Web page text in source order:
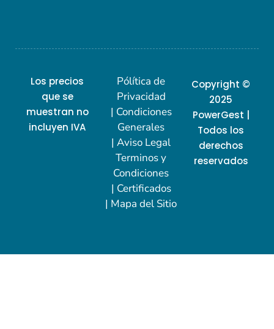
Los precios
que se
muestran no
incluyen IVA
Pólítica de
Privacidad
| Condiciones
Generales
| Aviso Legal
Terminos y
Condiciones
| Certificados
| Mapa del Sitio
Copyright ©
2025
PowerGest |
Todos los
derechos
reservados